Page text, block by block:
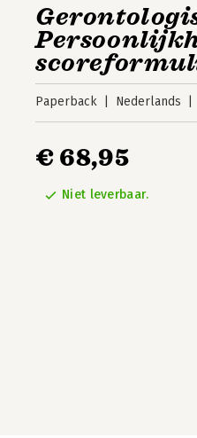
Paperback Nederlands
€ 68,95
Niet leverbaar.